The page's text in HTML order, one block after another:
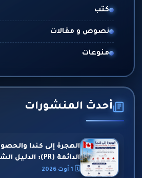
كتب
نصوص و مقالات
منوعات
أحدث المنشورات
الهجرة إلى كندا
الدائمة (PR): الدليل الشامل لعام 2026
🗓 1 أوت 2026